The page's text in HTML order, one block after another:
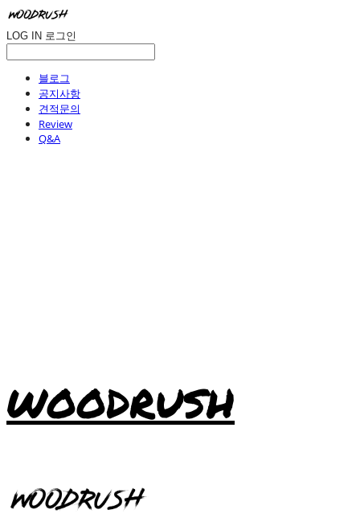
LOG IN 로그인
블로그
공지사항
견적문의
Review
Q&A
WOODRUSH